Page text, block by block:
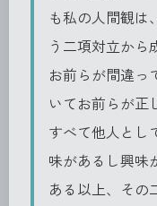
も私の人間観は
う二項対立から
お前らが間違っ
いてお前らが正
すべて他人とし
味があるし興味
ある以上、その